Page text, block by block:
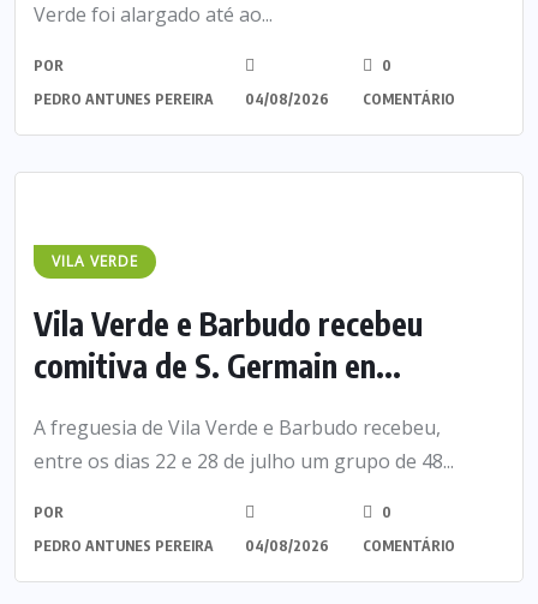
Verde foi alargado até ao...
POR
PEDRO ANTUNES PEREIRA
04/08/2026
0
COMENTÁRIO
VILA VERDE
Vila Verde e Barbudo recebeu
comitiva de S. Germain en...
A freguesia de Vila Verde e Barbudo recebeu,
entre os dias 22 e 28 de julho um grupo de 48...
POR
PEDRO ANTUNES PEREIRA
04/08/2026
0
COMENTÁRIO